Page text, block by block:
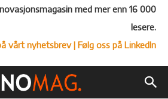
med mer enn 16 000
lesere.
vårt nyhetsbrev| Følg oss på LinkedIn